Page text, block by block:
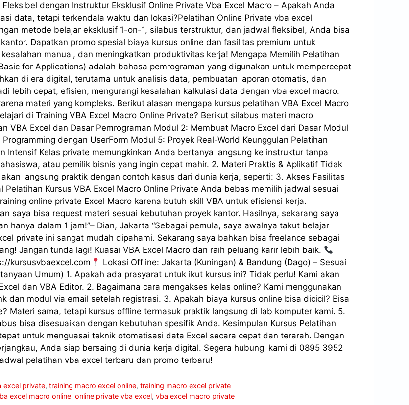
dengan Instruktur Eksklusif Online Private Vba Excel Macro – Apakah Anda
data, tetapi terkendala waktu dan lokasi?Pelatihan Online Private vba excel
metode belajar eksklusif 1-on-1, silabus terstruktur, dan jadwal fleksibel, Anda bisa
Dapatkan promo spesial biaya kursus online dan fasilitas premium untuk
manual, dan meningkatkan produktivitas kerja! Mengapa Memilih Pelatihan
for Applications) adalah bahasa pemrograman yang digunakan untuk mempercepat
di era digital, terutama untuk analisis data, pembuatan laporan otomatis, dan
lebih cepat, efisien, mengurangi kesalahan kalkulasi data dengan vba excel macro.
materi yang kompleks. Berikut alasan mengapa kursus pelatihan VBA Excel Macro
di Training VBA Excel Macro Online Private? Berikut silabus materi macro
VBA Excel dan Dasar Pemrograman Modul 2: Membuat Macro Excel dari Dasar Modul
dengan UserForm Modul 5: Proyek Real-World Keunggulan Pelatihan
Intensif Kelas private memungkinkan Anda bertanya langsung ke instruktur tanpa
atau pemilik bisnis yang ingin cepat mahir. 2. Materi Praktis & Aplikatif Tidak
langsung praktik dengan contoh kasus dari dunia kerja, seperti: 3. Akses Fasilitas
Kursus VBA Excel Macro Online Private Anda bebas memilih jadwal sesuai
online private Excel Macro karena butuh skill VBA untuk efisiensi kerja.
saya bisa request materi sesuai kebutuhan proyek kantor. Hasilnya, sekarang saya
hanya dalam 1 jam!”– Dian, Jakarta “Sebagai pemula, saya awalnya takut belajar
private ini sangat mudah dipahami. Sekarang saya bahkan bisa freelance sebagai
Jangan tunda lagi! Kuasai VBA Excel Macro dan raih peluang karir lebih baik.
kursusvbaexcel.com
Lokasi Offline: Jakarta (Kuningan) & Bandung (Dago) – Sesuai
Umum) 1. Apakah ada prasyarat untuk ikut kursus ini? Tidak perlu! Kami akan
dan VBA Editor. 2. Bagaimana cara mengakses kelas online? Kami menggunakan
dan modul via email setelah registrasi. 3. Apakah biaya kursus online bisa dicicil? Bisa
Materi sama, tetapi kursus offline termasuk praktik langsung di lab komputer kami. 5.
bisa disesuaikan dengan kebutuhan spesifik Anda. Kesimpulan Kursus Pelatihan
untuk menguasai teknik otomatisasi data Excel secara cepat dan terarah. Dengan
Anda siap bersaing di dunia kerja digital. Segera hubungi kami di 0895 3952
pelatihan vba excel terbaru dan promo terbaru!
excel private,training macro excel online,training macro excel private
excel macro online,online private vba excel,vba excel macro private